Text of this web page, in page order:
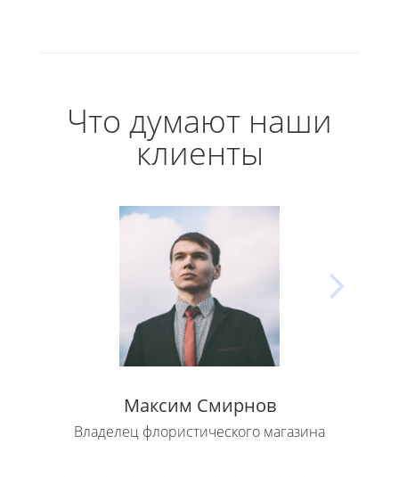
Что думают наши
клиенты
Максим Смирнов
Владелец флористического магазина